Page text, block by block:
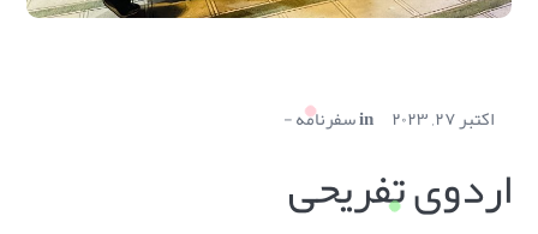
اکتبر ۲۷, ۲۰۲۳ inسفرنامه
اردوی تفریحی